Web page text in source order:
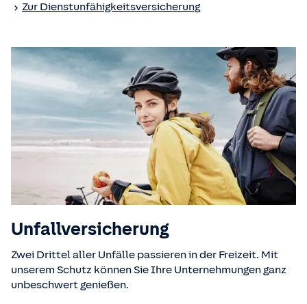
Zur Dienstunfähigkeits­versicherung
Unfall­versicherung
Zwei Drittel aller Unfälle passieren in der Freizeit. Mit
unserem Schutz können Sie Ihre Unternehmungen ganz
unbeschwert genießen.